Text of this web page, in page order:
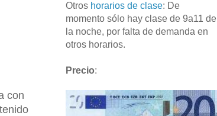
con
Otros horarios de clase: De
momento sólo hay clase de 9a11 de
la noche, por falta de demanda en
otros horarios.
Precio: